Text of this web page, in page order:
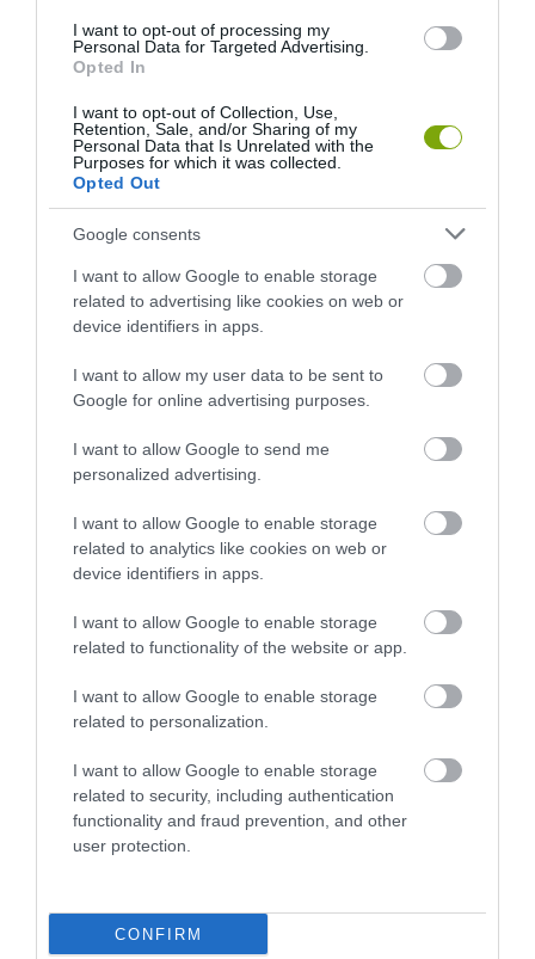
I want to opt-out of processing my
Personal Data for Targeted Advertising.
Opted In
I want to opt-out of Collection, Use,
Retention, Sale, and/or Sharing of my
Personal Data that Is Unrelated with the
Purposes for which it was collected.
Opted Out
Google consents
I want to allow Google to enable storage
related to advertising like cookies on web or
device identifiers in apps.
I want to allow my user data to be sent to
Google for online advertising purposes.
I want to allow Google to send me
personalized advertising.
I want to allow Google to enable storage
related to analytics like cookies on web or
device identifiers in apps.
I want to allow Google to enable storage
related to functionality of the website or app.
I want to allow Google to enable storage
related to personalization.
I want to allow Google to enable storage
related to security, including authentication
functionality and fraud prevention, and other
user protection.
CONFIRM
GÉNMÓDOSÍTOTT SZÚNYOGGAL?
MÉG AZ ŰRBŐL IS KIVEHETŐ LÁTVÁNYOSSÁG A KALIFORNIAI
SZUPERVIRÁGZÁS
KIRÁNDULÁS PANNONHALMA
SZŐLŐ ÉS KOMLÓ
TALÁLKOZÁSA
FEDŐ, ÉS MI TÖRTÉNIK
ALATTA A TERMÉSZETTEL?